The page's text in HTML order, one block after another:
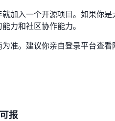
加入一个开源项目。如果你
力和社区协作能力。
准。建议你亲自登录平台查看
报